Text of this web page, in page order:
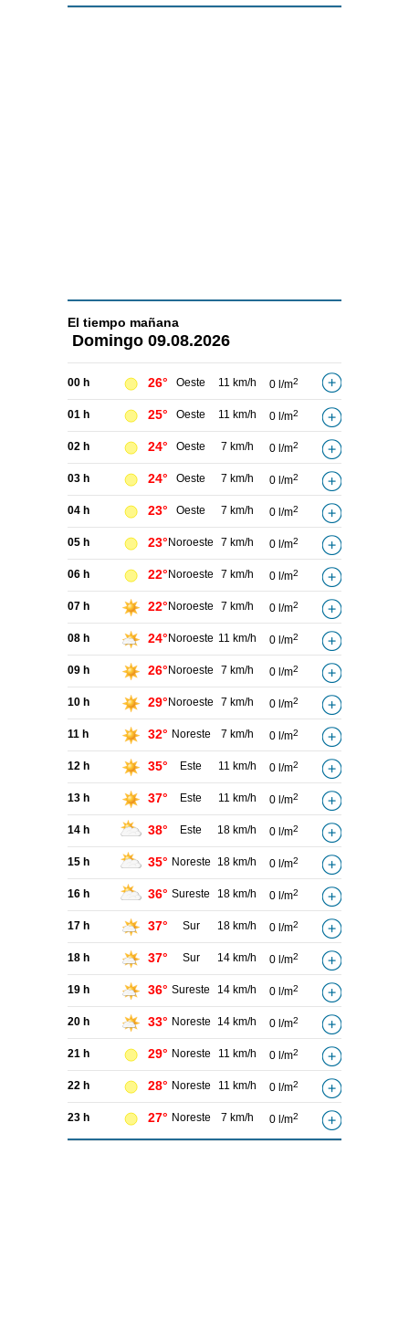
El tiempo mañana
Domingo 09.08.2026
00 h 26° Oeste 11 km/h 0 l/m2
01 h 25° Oeste 11 km/h 0 l/m2
02 h 24° Oeste 7 km/h 0 l/m2
03 h 24° Oeste 7 km/h 0 l/m2
04 h 23° Oeste 7 km/h 0 l/m2
05 h 23° Noroeste 7 km/h 0 l/m2
06 h 22° Noroeste 7 km/h 0 l/m2
07 h 22° Noroeste 7 km/h 0 l/m2
08 h 24° Noroeste 11 km/h 0 l/m2
09 h 26° Noroeste 7 km/h 0 l/m2
10 h 29° Noroeste 7 km/h 0 l/m2
11 h 32° Noreste 7 km/h 0 l/m2
12 h 35° Este 11 km/h 0 l/m2
13 h 37° Este 11 km/h 0 l/m2
14 h 38° Este 18 km/h 0 l/m2
15 h 35° Noreste 18 km/h 0 l/m2
16 h 36° Sureste 18 km/h 0 l/m2
17 h 37° Sur 18 km/h 0 l/m2
18 h 37° Sur 14 km/h 0 l/m2
19 h 36° Sureste 14 km/h 0 l/m2
20 h 33° Noreste 14 km/h 0 l/m2
21 h 29° Noreste 11 km/h 0 l/m2
22 h 28° Noreste 11 km/h 0 l/m2
23 h 27° Noreste 7 km/h 0 l/m2